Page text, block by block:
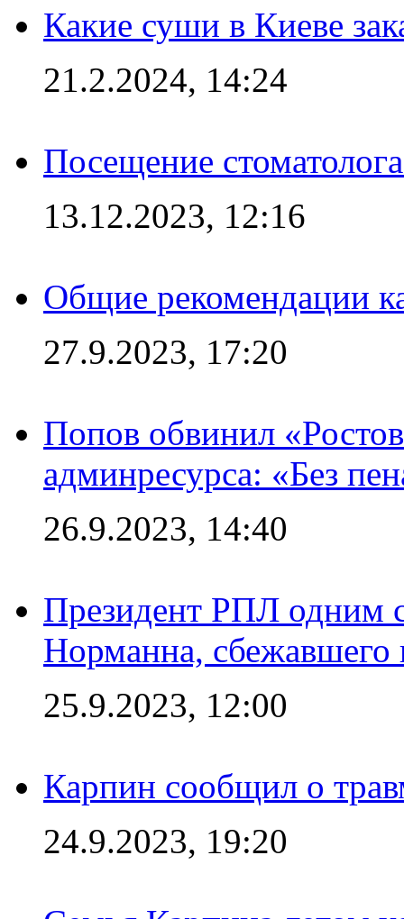
Какие суши в Киеве
21.2.2024, 14:24
Посещение
13.12.2023, 12:16
Общие рекомендации
27.9.2023, 17:20
Попов обвинил
админресурса: «Без
26.9.2023, 14:40
Президент РПЛ одним
Норманна, сбежавшего
25.9.2023, 12:00
Карпин сообщил о
24.9.2023, 19:20